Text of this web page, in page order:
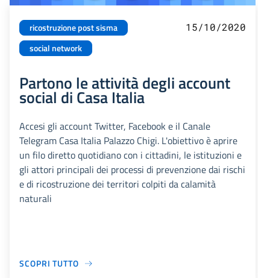
ricostruzione post sisma
social network
15/10/2020
Partono le attività degli account
social di Casa Italia
Accesi gli account Twitter, Facebook e il Canale
Telegram Casa Italia Palazzo Chigi. L'obiettivo è aprire
un filo diretto quotidiano con i cittadini, le istituzioni e
gli attori principali dei processi di prevenzione dai rischi
e di ricostruzione dei territori colpiti da calamità
naturali
SCOPRI TUTTO